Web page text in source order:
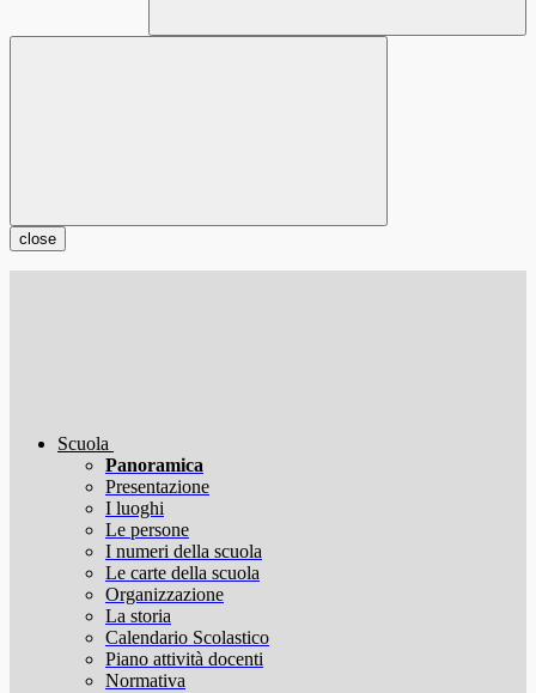
close
Scuola
Panoramica
Presentazione
I luoghi
Le persone
I numeri della scuola
Le carte della scuola
Organizzazione
La storia
Calendario Scolastico
Piano attività docenti
Normativa